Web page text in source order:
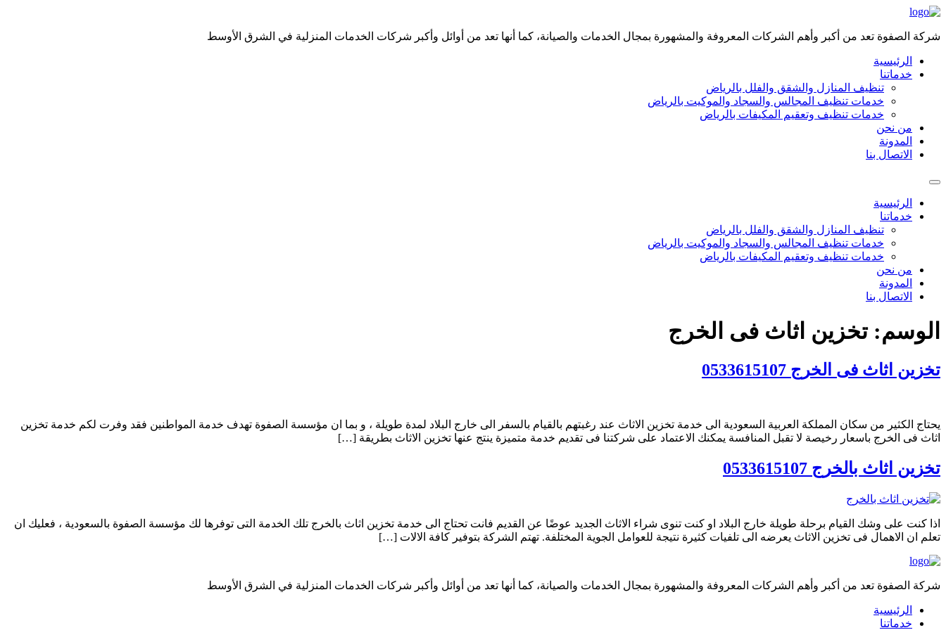
شركة الصفوة تعد من أكبر وأهم الشركات المعروفة والمشهورة بمجال الخدمات والصيانة، كما أنها تعد من أوائل وأكبر شركات الخدمات المنزلية في الشرق الأوسط
الرئيسية
خدماتنا
تنظيف المنازل والشقق والفلل بالرياض
خدمات تنظيف المجالس والسجاد والموكيت بالرياض
خدمات تنظيف وتعقيم المكيفات بالرياض
من نحن
المدونة
الاتصال بنا
الرئيسية
خدماتنا
تنظيف المنازل والشقق والفلل بالرياض
خدمات تنظيف المجالس والسجاد والموكيت بالرياض
خدمات تنظيف وتعقيم المكيفات بالرياض
من نحن
المدونة
الاتصال بنا
الوسم:تخزين اثاث فى الخرج
تخزين اثاث فى الخرج 0533615107
يحتاج الكثير من سكان المملكة العربية السعودية الى خدمة تخزين الاثاث عند رغبتهم بالقيام بالسفر الى خارج البلاد لمدة طويلة ، و بما ان مؤسسة الصفوة تهدف خدمة المواطنين فقد وفرت لكم خدمة تخزين
اثاث فى الخرج باسعار رخيصة لا تقبل المنافسة يمكنك الاعتماد على شركتنا فى تقديم خدمة متميزة ينتج عنها تخزين الاثاث بطريقة […]
تخزين اثاث بالخرج 0533615107
اذا كنت على وشك القيام برحلة طويلة خارج البلاد او كنت تنوى شراء الاثاث الجديد عوضًا عن القديم فانت تحتاج الى خدمة تخزين اثاث بالخرج تلك الخدمة التى توفرها لك مؤسسة الصفوة بالسعودية ، فعليك ان
تعلم ان الاهمال فى تخزين الاثاث يعرضه الى تلفيات كثيرة نتيجة للعوامل الجوية المختلفة. تهتم الشركة بتوفير كافة الالات […]
شركة الصفوة تعد من أكبر وأهم الشركات المعروفة والمشهورة بمجال الخدمات والصيانة، كما أنها تعد من أوائل وأكبر شركات الخدمات المنزلية في الشرق الأوسط
الرئيسية
خدماتنا